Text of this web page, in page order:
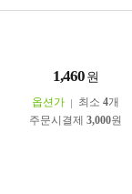
1,460 원
옵션가 최소 4개
주문시결제 3,000원